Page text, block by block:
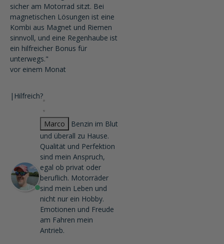
sicher am Motorrad sitzt. Bei
magnetischen Lösungen ist eine
Kombi aus Magnet und Riemen
sinnvoll, und eine Regenhaube ist
ein hilfreicher Bonus für
unterwegs."
vor einem Monat
| Hilfreich?
Marco
Benzin im Blut
und überall zu Hause.
Qualität und Perfektion
sind mein Anspruch,
egal ob privat oder
beruflich. Motorräder
sind mein Leben und
nicht nur ein Hobby.
Emotionen und Freude
am Fahren mein
Antrieb.